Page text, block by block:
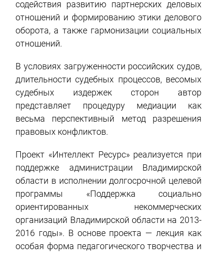
содействия развитию партнерских деловых
отношений и формированию этики делового
оборота, а также гармонизации социальных
отношений.
В условиях загруженности российских судов,
длительности судебных процессов, весомых
судебных издержек сторон автор
представляет процедуру медиации как
весьма перспективный метод разрешения
правовых конфликтов.
Проект «Интеллект Ресурс» реализуется при
поддержке администрации Владимирской
области в исполнении долгосрочной целевой
программы «Поддержка социально
ориентированных некоммерческих
организаций Владимирской области на 2013-
2016 годы». В основе проекта — лекция как
особая форма педагогического творчества и